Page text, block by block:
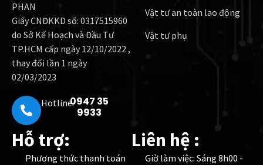
PHAN
Giấy CNĐKKD số: 0317515960
do Sở Kế Hoạch và Đầu Tư
TP.HCM cấp ngày 12/10/2022 ,
thay đổi lần 1 ngày
02/03/2023
Hotline:0947 35
9933
Vật tư an toàn lao động
Vật tư phụ
Hỗ trợ:
Phương thức thanh toán
Liên hệ :
Giờ làm việc: Sáng 8h00 -